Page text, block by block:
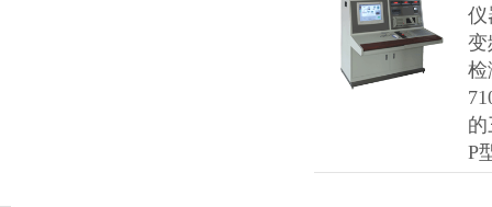
仪
变
检
P